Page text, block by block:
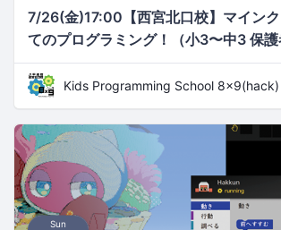
7/26(金)17:00【西宮北口校】マイン
てのプログラミング！（小3〜中3 保護
Sun